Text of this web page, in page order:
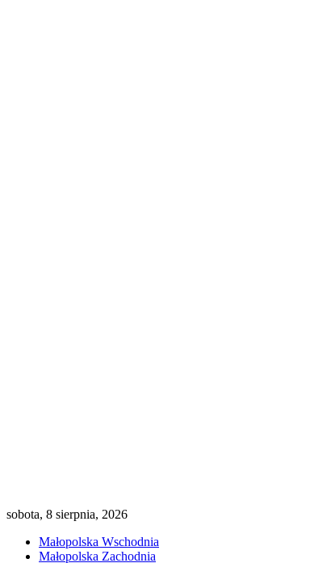
sobota, 8 sierpnia, 2026
Małopolska Wschodnia
Małopolska Zachodnia